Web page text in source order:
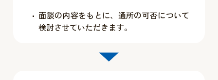
面談の内容をもとに、通所の可否について
検討させていただきます。